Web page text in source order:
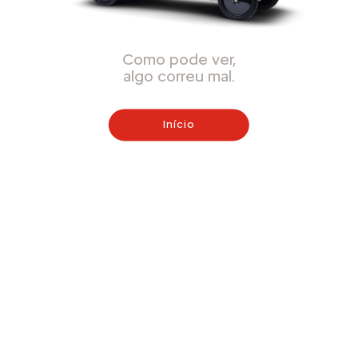
Como pode ver,
algo correu mal.
Início